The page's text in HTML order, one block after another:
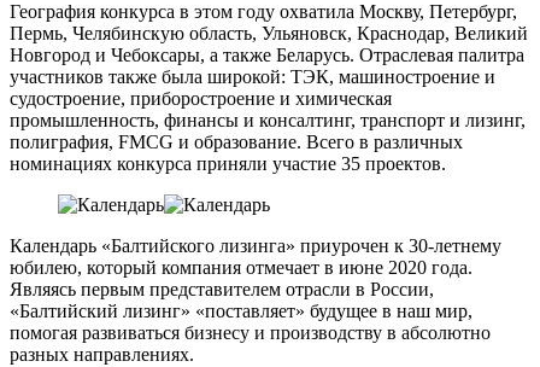
География конкурса в этом году охватила Москву, Петербург,
Пермь, Челябинскую область, Ульяновск, Краснодар, Великий
Новгород и Чебоксары, а также Беларусь. Отраслевая палитра
участников также была широкой: ТЭК, машиностроение и
судостроение, приборостроение и химическая
промышленность, финансы и консалтинг, транспорт и лизинг,
полиграфия, FMCG и образование. Всего в различных
номинациях конкурса приняли участие 35 проектов.
Календарь «Балтийского лизинга» приурочен к 30-летнему
юбилею, который компания отмечает в июне 2020 года.
Являясь первым представителем отрасли в России,
«Балтийский лизинг» «поставляет» будущее в наш мир,
помогая развиваться бизнесу и производству в абсолютно
разных направлениях.